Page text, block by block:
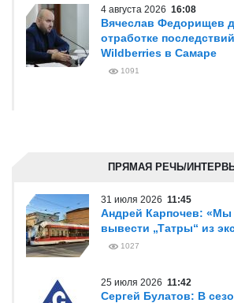
4 августа 2026 16:08
Вячеслав Федорищев
отработке
Wildberries в Самаре
1091
ПРЯМАЯ РЕЧЬ/
31 июля 2026 11:45
Андрей Карпочев: «Мы
вывести „Татры“ из
1027
25 июля 2026 11:42
Сергей Булатов: В